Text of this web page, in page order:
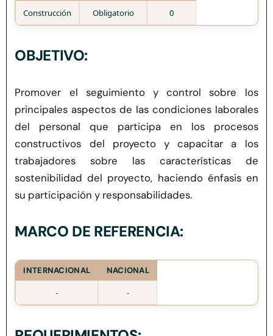
Herramientas
Credenciales
Usuario de Vivienda
Plataforma CASA
Construcción Obligatorio 0
OBJETIVO:
Promover el seguimiento y control sobre los
principales aspectos de las condiciones laborales
del personal que participa en los procesos
constructivos del proyecto ycapacitar a los
trabajadores sobre las características de
sostenibilidad del proyecto, haciendo énfasis en
su participación y responsabilidades.
MARCO DE REFERENCIA:
INTERNACIONAL NACIONAL
- -